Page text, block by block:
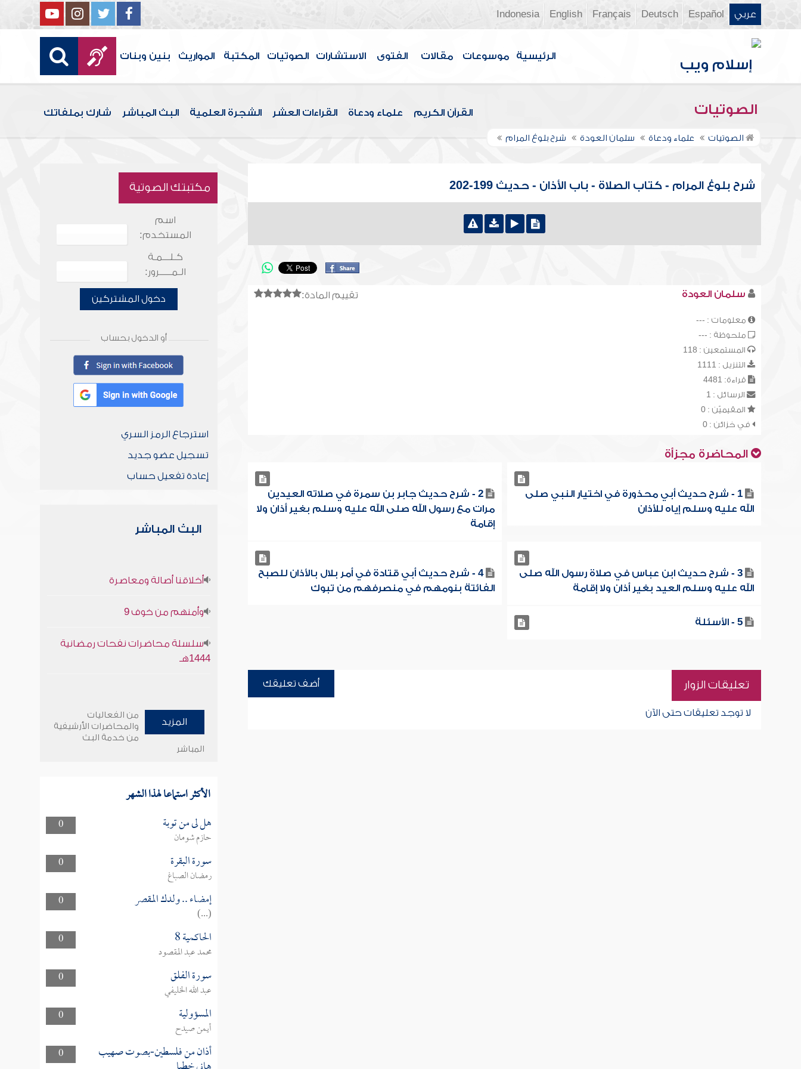
عربي Español
Deutsch
Français
English
Indonesia
الرئيسية موسوعات مقالات الفتوى الاستشارات الصوتيات المكتبة المواريث بنين وبنات
الصوتيات القرآن الكريم علماء ودعاة القراءات العشر الشجرة العلمية البث المباشر شارك بملفاتك
الصوتيات علماء ودعاة سلمان العودة شرح بلوغ المرام
شرح بلوغ المرام - كتاب الصلاة - باب الأذان - حديث 199-202
تقييم المادة: سلمان العودة
معلومات : ---
ملحوظة : ---
المستمعين : 118
التنزيل : 1111
قراءة: 4481
الرسائل : 1
المقيميّن : 0
في خزائن : 0
المحاضرة مجزأة
1 - شرح حديث أبي محذورة في اختيار النبي صلى
الله عليه وسلم إياه للأذان
2 - شرح حديث جابر بن سمرة في صلاته العيدين
مرات مع رسول الله صلى الله عليه وسلم بغير أذان ولا
إقامة
3 - شرح حديث ابن عباس في صلاة رسول الله صلى
الله عليه وسلم العيد بغير أذان ولا إقامة
4 - شرح حديث أبي قتادة في أمر بلال بالأذان للصبح
الفائتة بنومهم في منصرفهم من تبوك
5 - الأسئلة
تعليقات الزوار أضف تعليقك
لا توجد تعليقات حتى الآن
مكتبتك الصوتية
اسم
المستخدم:
كـلـــمـة
الـمـــــرور:
دخول المشتركين
أو الدخول بحساب
استرجاع الرمز السري
تسجيل عضو جديد
إعادة تفعيل حساب
البث المباشر
أخلاقنا أصالة ومعاصرة
وأمنهم من خوف 9
سلسلة محاضرات نفحات رمضانية
1444هـ
المزيد
من الفعاليات
والمحاضرات الأرشيفية
من خدمة البث
المباشر
الأكثر استماعا لهذا الشهر
0 هل لى من توبة
حازم شومان
0
سورة البقرة
رمضان الصباغ
0
إمضاء .. ولدك المقصر
(...)
0
الحاكمية 8
محمد عبد المقصود
0
سورة الفلق
عبد الله الخليفي
0
المسؤولية
أيمن صيدح
0
أذان من فلسطين-بصوت صهيب